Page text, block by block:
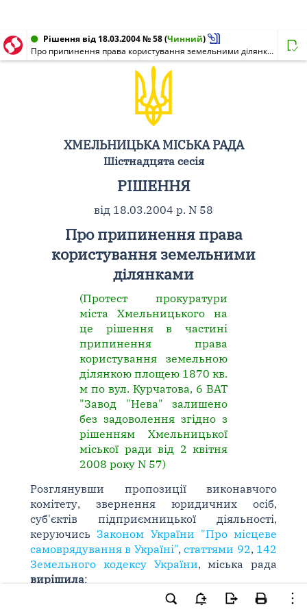
Рішення від 18.03.2004 № 58(Чинний)
Про припинення права користування земельними ділянками
ХМЕЛЬНИЦЬКА МІСЬКА РАДА
Шістнадцята сесія
РІШЕННЯ
від 18.03.2004 р. N 58
Про припинення права
користування земельними
ділянками
(Протест прокуратури
міста Хмельницького на
це рішення в частині
припинення права
користування земельною
ділянкою площею 1870 кв.
м по вул. Курчатова, 6 ВАТ
"Завод "Нева" залишено
без задоволення згідно з
рішенням Хмельницької
міської ради від 2 квітня
2008 року N 57)
Розглянувши пропозиції виконавчого
комітету, звернення юридичних осіб,
суб'єктів підприємницької діяльності,
керуючись Законом України "Про місцеве
самоврядування в Україні",статтями 92, 142
Земельного кодексу України, міська рада
вирішила:
1. Припинити право користування